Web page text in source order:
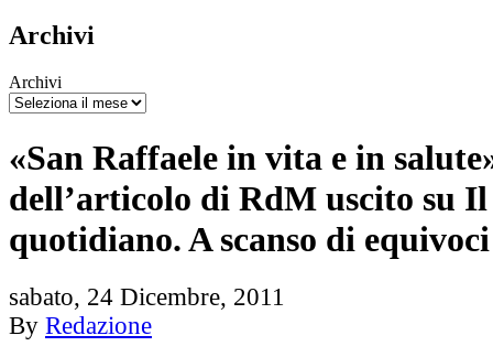
Archivi
Archivi
«San Raffaele in vita e in
dell’articolo di RdM uscito su
quotidiano. A scanso di equivoci
sabato, 24 Dicembre, 2011
By Redazione